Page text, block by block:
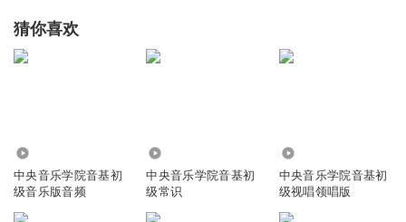
gfcfty
这些都是我的画了七天
小小兔熊
猜你喜欢
中央音乐学院音基初
级音乐版音频
中央音乐学院音基初
级常识
中央音乐学院音基初
级视唱领唱版